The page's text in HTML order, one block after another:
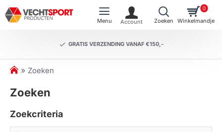
GRATIS VERZENDING VANAF €150,-
0
h
m
Zoeken
Zoeken
Zoekcriteria